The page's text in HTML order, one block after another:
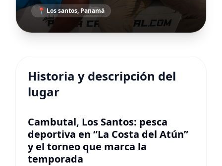
📍 Los santos, Panamá
Historia y descripción del
lugar
Cambutal, Los Santos: pesca
deportiva en “La Costa del Atún”
y el torneo que marca la
temporada